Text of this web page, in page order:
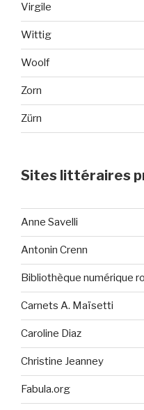
Virgile
Wittig
Woolf
Zorn
Zürn
Sites littéraires
Anne Savelli
Antonin Crenn
Bibliothèque numérique
Carnets A. Maïsetti
Caroline Diaz
Christine Jeanney
Fabula.org